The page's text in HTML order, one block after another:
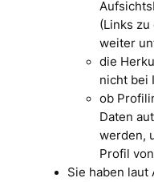
(Links
weiter
die
nicht bei
ob
Daten
werden,
Profil
Sie haben laut